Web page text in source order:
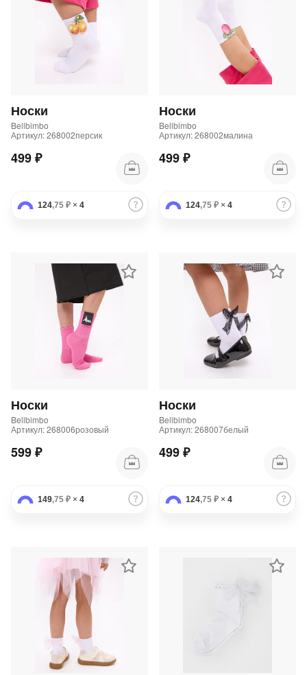
Носки
Bellbimbo
Артикул: 268002персик
499 ₽
124,75 ₽ × 4
Носки
Bellbimbo
Артикул: 268002малина
499 ₽
124,75 ₽ × 4
Носки
Bellbimbo
Артикул: 268006розовый
599 ₽
149,75 ₽ × 4
Носки
Bellbimbo
Артикул: 268007белый
499 ₽
124,75 ₽ × 4